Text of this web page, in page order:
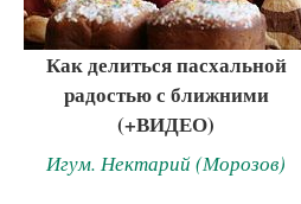
Как делиться пасхальной
радостью с ближними
(+ВИДЕО)
Игум. Нектарий (Морозов)